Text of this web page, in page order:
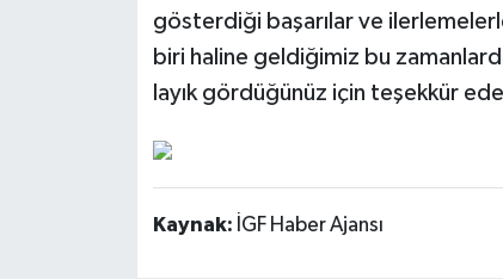
gösterdiği başarılar ve
biri haline geldiğimiz bu
layık gördüğünüz için teşekkür
Kaynak: İGF Haber Ajansı